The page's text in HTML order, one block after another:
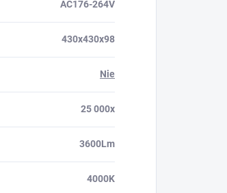
AC176-264V
430x430x98
Nie
25 000x
3600Lm
4000K